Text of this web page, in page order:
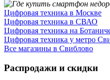
Цифровая техника в Москве
Цифровая техника в СВАО
Цифровая техника на
Цифровая техника у метро
Все магазины в Свиблово
Распродажи и скидки